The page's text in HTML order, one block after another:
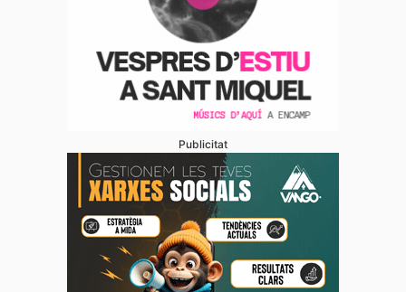
Publicitat